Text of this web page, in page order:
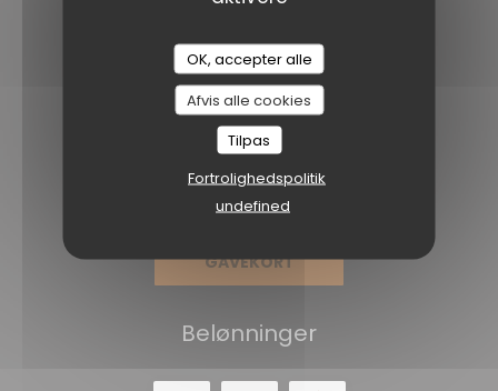
OK, accepter alle
Afvis alle cookies
Tilpas
Fortrolighedspolitik
undefined
Reservation
BOOK ET BORD
GAVEKORT
Belønninger